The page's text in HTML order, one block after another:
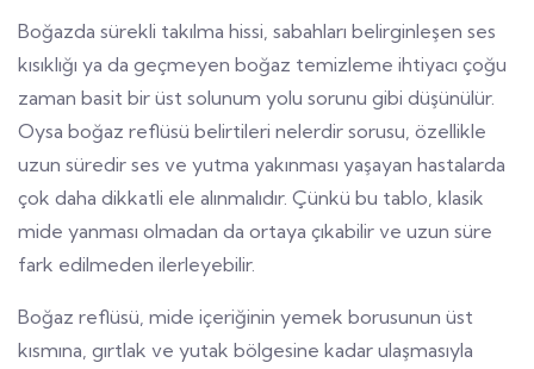
Boğazda sürekli takılma hissi, sabahları belirginleşen ses
kısıklığı ya da geçmeyen boğaz temizleme ihtiyacı çoğu
zaman basit bir üst solunum yolu sorunu gibi düşünülür.
Oysa boğaz reflüsü belirtileri nelerdir sorusu, özellikle
uzun süredir ses ve yutma yakınması yaşayan hastalarda
çok daha dikkatli ele alınmalıdır. Çünkü bu tablo, klasik
mide yanması olmadan da ortaya çıkabilir ve uzun süre
fark edilmeden ilerleyebilir.
Boğaz reflüsü, mide içeriğinin yemek borusunun üst
kısmına, gırtlak ve yutak bölgesine kadar ulaşmasıyla